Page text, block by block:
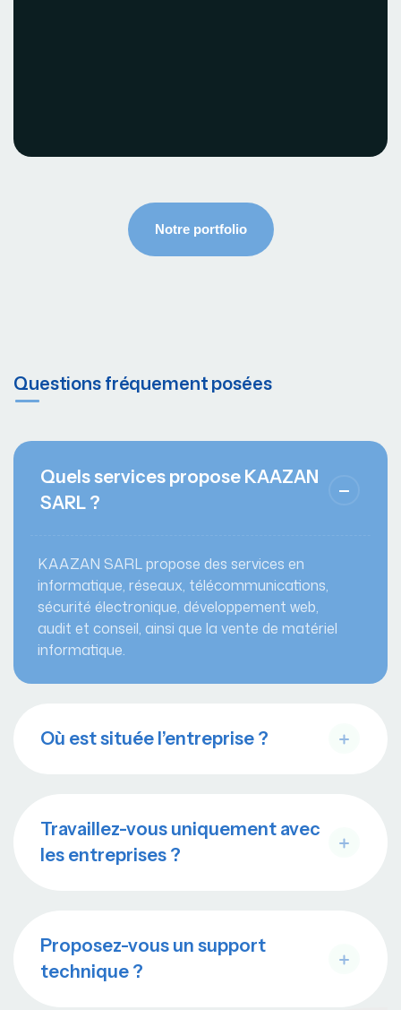
Voir le projet
Questions fréquement posées
Quels services propose KAAZAN
SARL ?
KAAZAN SARL propose des services en
informatique, réseaux, télécommunications,
sécurité électronique, développement web,
audit et conseil, ainsi que la vente de matériel
informatique.
Où est située l’entreprise ?
Travaillez-vous uniquement avec
les entreprises ?
Proposez-vous un support
technique ?